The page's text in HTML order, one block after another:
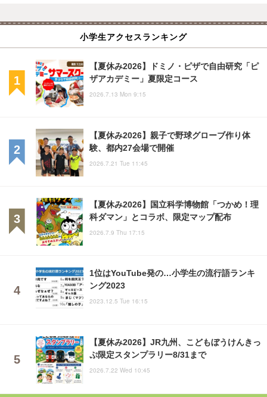
小学生アクセスランキング
【夏休み2026】ドミノ・ピザで自由研究「ピ
ザアカデミー」夏限定コース
2026.7.13 Mon 9:15
【夏休み2026】親子で野球グローブ作り体
験、都内27会場で開催
2026.7.21 Tue 11:45
【夏休み2026】国立科学博物館「つかめ！理
科ダマン」とコラボ、限定マップ配布
2026.7.9 Thu 17:15
1位はYouTube発の…小学生の流行語ランキ
ング2023
2023.12.5 Tue 16:15
【夏休み2026】JR九州、こどもぼうけんきっ
ぷ限定スタンプラリー8/31まで
2026.7.22 Wed 10:45